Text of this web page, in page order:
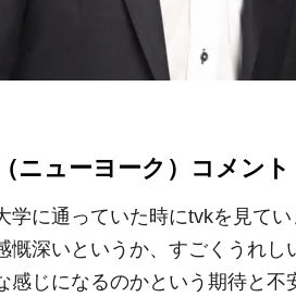
ニューヨーク）コメント
学に通っていた時にtvkを見て
慨深いというか、すごくうれ
感じになるのかという期待と